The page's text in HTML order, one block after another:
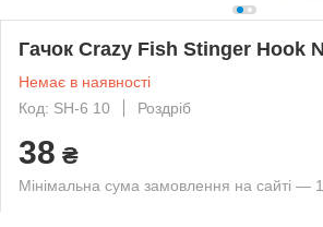
Гачок Crazy Fish Stinger Hook
Немає в наявності
Код: SH-6 10
Роздріб
38 ₴
Мінімальна сума замовлення на сайті —